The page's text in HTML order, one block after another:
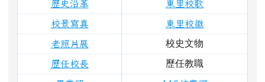
學校簡介
本校位置 願景與分析
學校特色 課程計畫
新聞專區